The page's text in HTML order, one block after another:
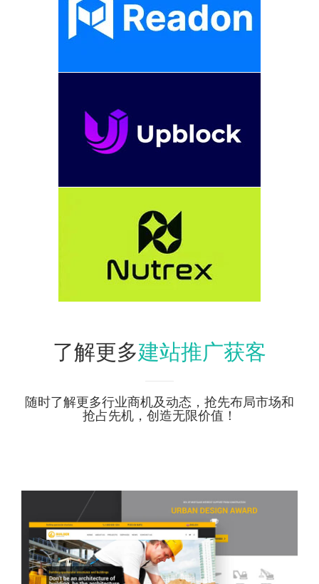
了解更多建站推广获客
随时了解更多行业商机及动态，抢先布局市场和
抢占先机，创造无限价值！